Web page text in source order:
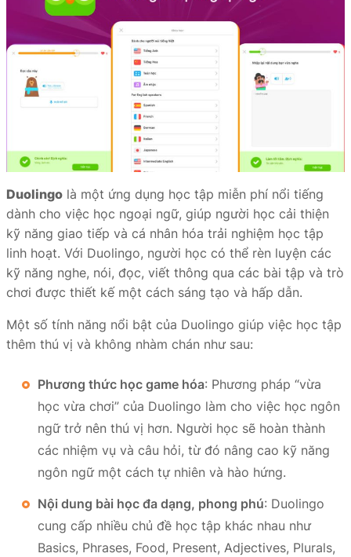
Duolingo là một ứng dụng học tập miễn phí nổi tiếng
dành cho việc học ngoại ngữ, giúp người học cải thiện
kỹ năng giao tiếp và cá nhân hóa trải nghiệm học tập
linh hoạt. Với Duolingo, người học có thể rèn luyện các
kỹ năng nghe, nói, đọc, viết thông qua các bài tập và trò
chơi được thiết kế một cách sáng tạo và hấp dẫn.
Một số tính năng nổi bật của Duolingo giúp việc học tập
thêm thú vị và không nhàm chán như sau:
Phương thức học game hóa: Phương pháp “vừa
học vừa chơi” của Duolingo làm cho việc học ngôn
ngữ trở nên thú vị hơn. Người học sẽ hoàn thành
các nhiệm vụ và câu hỏi, từ đó nâng cao kỹ năng
ngôn ngữ một cách tự nhiên và hào hứng.
Nội dung bài học đa dạng, phong phú: Duolingo
cung cấp nhiều chủ đề học tập khác nhau như
Basics, Phrases, Food, Present, Adjectives, Plurals,